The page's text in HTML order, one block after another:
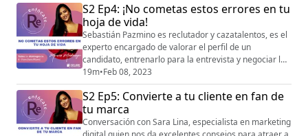
S2 Ep4: ¡No cometas estos errores en tu
hoja de vida!
Sebastián Pazmino es reclutador y cazatalentos, es el
experto encargado de valorar el perfil de un
candidato, entrenarlo para la entrevista y negociar las
condiciones de su contrato con una compañía. En esta
ocasión, nos habla acerca de cómo elaborar
correctamente una hoja de vida y no morir en el
intento, o no ser descartado en el intento.
19m•Feb 08, 2023
S2 Ep5: Convierte a tu cliente en fan de
tu marca
Conversación con Sara Lina, especialista en marketing